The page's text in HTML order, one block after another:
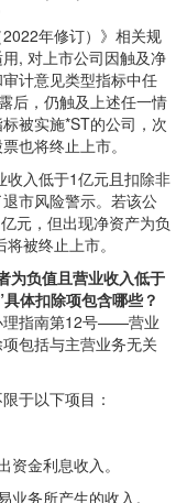
年修订）》相关规
, 对上市公司因触及净
计意见类型指标中任
后，仍触及上述任一情
被实施*ST的公司，次
也将终止上市。
收入低于1亿元且扣除非
市风险警示。若该公
元，但出现净资产为负
被终止上市。
为负值且营业收入低于
体扣除项包含哪些？
理指南第12号——营业
包括与主营业务无关
于以下项目：
资金利息收入。
业务所产生的收入。